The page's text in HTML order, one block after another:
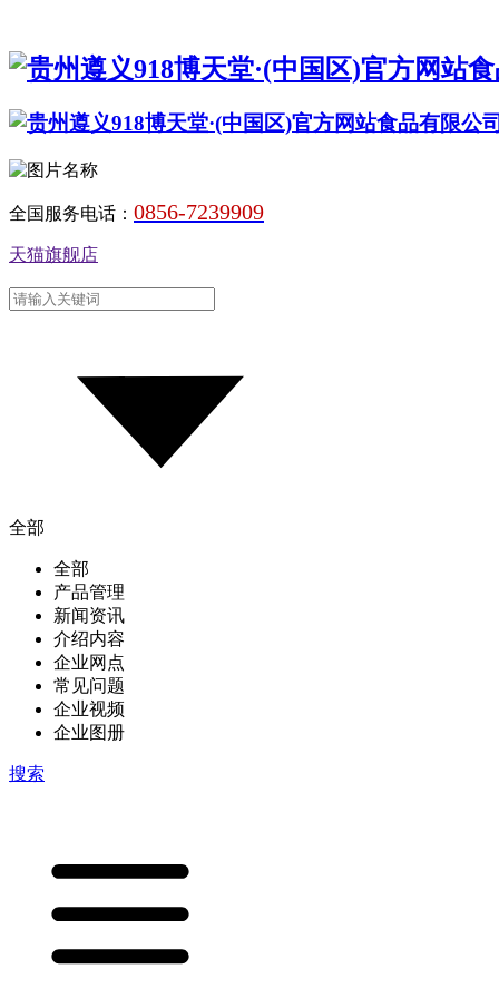
全国服务电话： 0856-7239909
天猫旗舰店
全部
全部
产品管理
新闻资讯
介绍内容
企业网点
常见问题
企业视频
企业图册
搜索